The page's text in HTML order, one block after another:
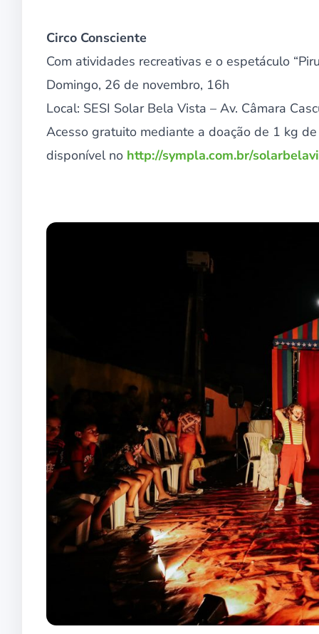
Circo Consciente
Com atividades recreativas e o espetáculo
Domingo, 26 de novembro, 16h
Local: SESI Solar Bela Vista – Av. Câmara
Acesso gratuito mediante a doação de 1 kg
disponível no http://sympla.com.br/